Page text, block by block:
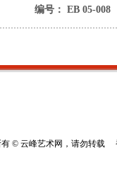
编号： EB 05-008
© 云峰艺术网，请勿转载